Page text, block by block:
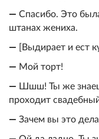
— Спасибо. Это
штанах жениха.
— [Выдирает и ест
— Мой торт!
— Шшш! Ты же
проходит
— Зачем вы это